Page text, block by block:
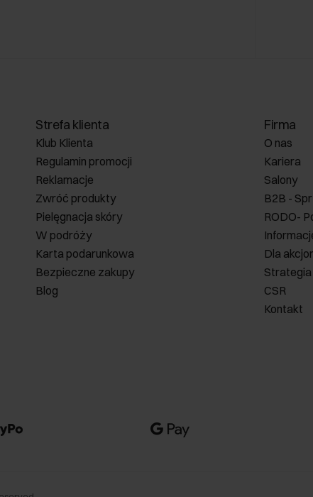
Strefa klienta
Klub Klienta
Regulamin promocji
Reklamacje
Zwróć produkty
Pielęgnacja skóry
W podróży
Karta podarunkowa
Bezpieczne zakupy
Blog
Firma
O nas
Kariera
Salony
B2B -
RODO-
Dla
CSR
Kontakt